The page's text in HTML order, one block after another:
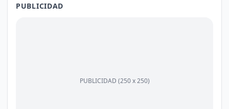
PUBLICIDAD
PUBLICIDAD (250 x 250)